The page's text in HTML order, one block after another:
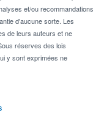
et/ou recommandations
d'aucune sorte. Les
de leurs auteurs et ne
réserves des lois
y sont exprimées ne